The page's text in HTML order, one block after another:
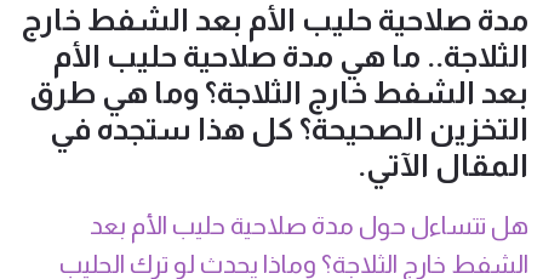
مدة صلاحية حليب الأم بعد الشفط خارج
الثلاجة.. ما هي مدة صلاحية حليب الأم
بعد الشفط خارج الثلاجة؟ وما هي طرق
التخزين الصحيحة؟ كل هذا ستجده في
المقال الآتي.
هل تتساءل حول مدة صلاحية حليب الأم بعد
الشفط خارج الثلاجة؟ وماذا يحدث لو ترك الحليب